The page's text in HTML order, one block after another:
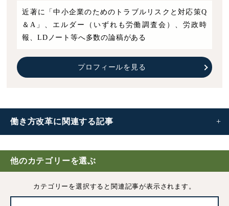
働き方改革に 関連する記事
働き方改革
3ヶ月」へ延長
他のカテゴリーを選ぶ
カテゴリーを選択すると 関連記事が表示されます。
近著に「中小企業のためのトラブルリスクと対応策Q
＆A」、エルダー（いずれも労働調査会）、労政時
報、LDノート等へ多数の論稿がある
プロフィールを見る